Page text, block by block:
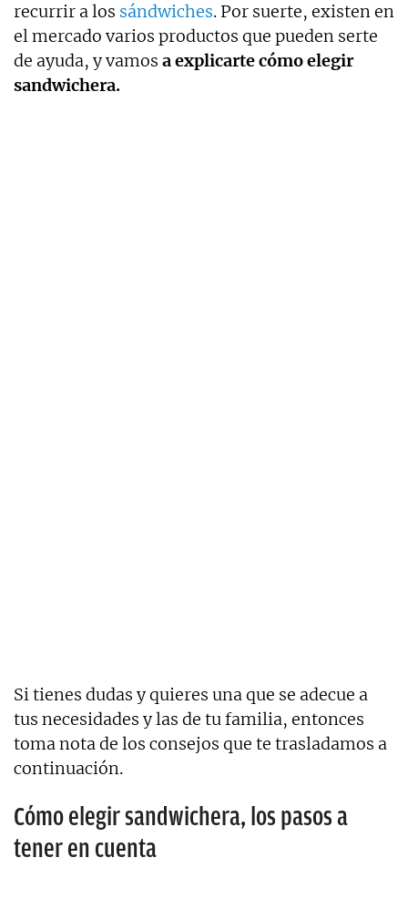
recurrir a los sándwiches. Por suerte, existen en
el mercado varios productos que pueden serte
de ayuda, y vamos a explicarte cómo elegir
sandwichera.
Si tienes dudas y quieres una que se adecue a
tus necesidades y las de tu familia, entonces
toma nota de los consejos que te trasladamos a
continuación.
Cómo elegir sandwichera, los pasos a
tener en cuenta